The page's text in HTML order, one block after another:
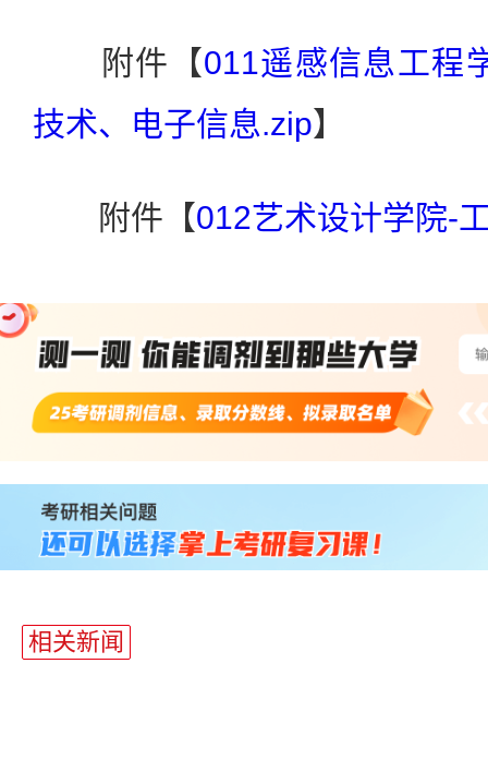
附件【011遥感信息工程
技术、电子信息.zip】
附件【012艺术设计学院-
相关新闻